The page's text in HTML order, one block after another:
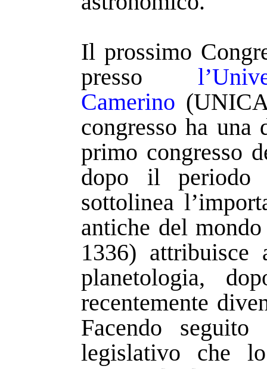
Il prossimo
presso
Camerino
congresso ha
primo congresso
dopo il periodo
sottolinea
antiche del
1336) attribuisce
planetologia,
recentemente
Facendo
legislativo che